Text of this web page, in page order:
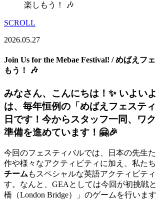
楽しもう！ 🎶
SCROLL
2026.05.27
Join Us for the Mebae Festival! / めばえフ
もう！ 🎶
みなさん、こんにちは！✨ いよい
は、毎年恒例の「めばえフェステ
日です！今からスタッフ一同、ワ
準備を進めています！🤗🎉
今回のフェスティバルでは、日本の先生
作や様々なアクティビティに加え、私たち
チーム もスペシャルな英語アクティビテ
す。なんと、GEAとしては今回が初挑戦
橋（London Bridge）」のゲームを行いま